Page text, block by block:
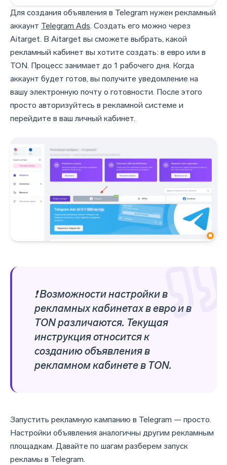
Для создания объявления в Telegram нужен рекламный
аккаунт Telegram Ads. Создать его можно через
Aitarget. В Aitarget вы сможете выбрать, какой
рекламный кабинет вы хотите создать: в евро или в
TON. Процесс занимает до 1 рабочего дня. Когда
аккаунт будет готов, вы получите уведомление на
вашу электронную почту о готовности. После этого
просто авторизуйтесь в рекламной системе и
перейдите в ваш личный кабинет.
❗ Возможности настройки в
рекламных кабинетах в евро и в
TON различаются. Текущая
инструкция относится к
созданию объявления в
рекламном кабинете в TON.
Запустить рекламную кампанию в Telegram — просто.
Настройки объявления аналогичны другим рекламным
площадкам. Давайте по шагам разберем запуск
рекламы в Telegram.